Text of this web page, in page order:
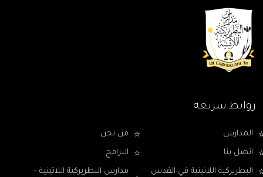
روابط سريعه
من نحن المدارس
البرامج اتصل بنا
مدارس البطريركية اللاتينية –
البطريركية اللاتينية في القدس